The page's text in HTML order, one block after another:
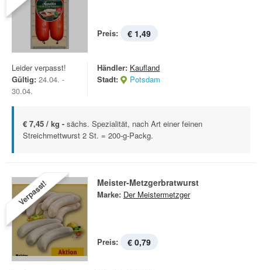
Preis: € 1,49
Leider verpasst!
Gültig: 24.04. -
30.04.
Händler: Kaufland
Stadt:
Potsdam
€ 7,45 / kg - sächs. Spezialität, nach Art einer feinen
Streichmettwurst 2 St. = 200-g-Packg.
Verpasst! Meister-Metzgerbratwurst
Marke: Der Meistermetzger
Preis: € 0,79